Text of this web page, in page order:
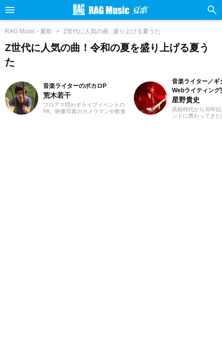
RAG Music - 夏歌 Z世代に人気の曲...盛り上げる夏うた
Z世代に人気の曲！令和の夏を盛り上げる夏う
た
音楽ライターのボカロP
荒木若干
プロアマ問わずライブイベントの
PA、映像写真のカメラマンや飲食
音楽ライター／ギ
Webライティング
星野貴史
高校時代から30年
ンドに携わってき